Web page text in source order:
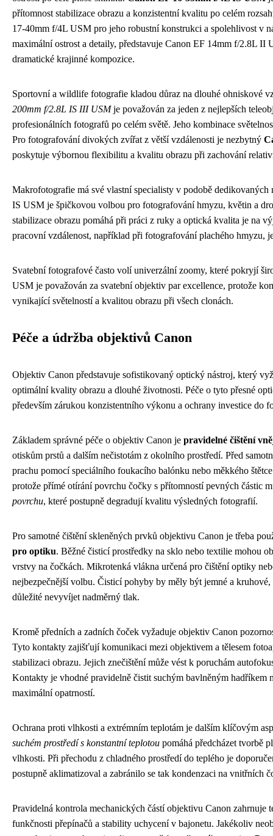
přítomnost stabilizace obrazu a konzistentní kvalitu po celém
17-40mm f/4L USM pro jeho robustní konstrukci a spolehlivost v
maximální ostrost a detaily, představuje Canon EF 14mm f/2.8L
dramatické krajinné kompozice.
Sportovní a wildlife fotografie kladou důraz na dlouhé ohniskové
200mm f/2.8L IS III USMje považován za jeden z nejlepších
profesionálních fotografů po celém světě. Jeho kombinace
Pro fotografování divokých zvířat z větší vzdálenosti je nezbytný
poskytuje výbornou flexibilitu a kvalitu obrazu při zachování
Makrofotografie má své vlastní specialisty v podobě
IS USM je špičkovou volbou pro fotografování hmyzu, květin a
stabilizace obrazu pomáhá při práci z ruky a optická kvalita je na
pracovní vzdálenost, například při fotografování plachého hmyzu,
Svatební fotografové často volí univerzální zoomy, které pokryjí
USM je považován za svatební objektiv par excellence, protože
vynikající světelností a kvalitou obrazu při všech clonách.
Péče a údržba objektivů Canon
Objektiv Canon představuje sofistikovaný optický nástroj, který
optimální kvality obrazu a dlouhé životnosti. Péče o tyto přesné
především zárukou konzistentního výkonu a ochrany investice do
Základem správné péče o objektiv Canon je pravidelné čištění
otiskům prstů a dalším nečistotám z okolního prostředí. Před
prachu pomocí speciálního foukacího balónku nebo měkkého
protože přímé otírání povrchu čočky s přítomností pevných částic
povrchu, které postupně degradují kvalitu výsledných fotografií.
Pro samotné čištění skleněných prvků objektivu Canon je třeba
pro optiku. Běžné čisticí prostředky na sklo nebo textilie mohou
vrstvy na čočkách. Mikrotenká vlákna určená pro čištění optiky
nejbezpečnější volbu. Čisticí pohyby by měly být jemné a
důležité nevyvíjet nadměrný tlak.
Kromě předních a zadních čoček vyžaduje objektiv Canon
Tyto kontakty zajišťují komunikaci mezi objektivem a tělesem
stabilizaci obrazu. Jejich znečištění může vést k poruchám
Kontakty je vhodné pravidelně čistit suchým bavlněným
maximální opatrností.
Ochrana proti vlhkosti a extrémním teplotám je dalším klíčovým
suchém prostředí s konstantní teplotou pomáhá předcházet tvorbě
vlhkosti. Při přechodu z chladného prostředí do teplého je
postupně aklimatizoval a zabránilo se tak kondenzaci na vnitřních
Pravidelná kontrola mechanických částí objektivu Canon zahrnuje
funkčnosti přepínačů a stability uchycení v bajonetu. Jakékoliv